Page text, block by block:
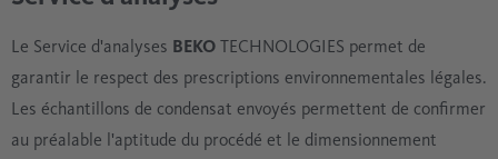
Le Service d'analyses BEKO TECHNOLOGIES permet de
garantir le respect des prescriptions environnementales légales.
Les échantillons de condensat envoyés permettent de confirmer
au préalable l'aptitude du procédé et le dimensionnement